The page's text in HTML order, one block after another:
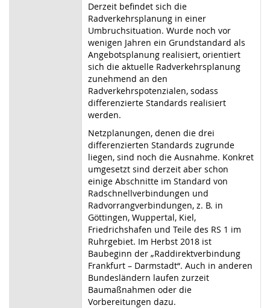
Derzeit befindet sich die
Radverkehrsplanung in einer
Umbruchsituation. Wurde noch vor
wenigen Jahren ein Grundstandard als
Angebotsplanung realisiert, orientiert
sich die aktuelle Radverkehrsplanung
zunehmend an den
Radverkehrspotenzialen, sodass
differenzierte Standards realisiert
werden.
Netzplanungen, denen die drei
differenzierten Standards zugrunde
liegen, sind noch die Ausnahme. Konkret
umgesetzt sind derzeit aber schon
einige Abschnitte im Standard von
Radschnellverbindungen und
Radvorrangverbindungen, z. B. in
Göttingen, Wuppertal, Kiel,
Friedrichshafen und Teile des RS 1 im
Ruhrgebiet. Im Herbst 2018 ist
Baubeginn der „Raddirektverbindung
Frankfurt – Darmstadt“. Auch in anderen
Bundesländern laufen zurzeit
Baumaßnahmen oder die
Vorbereitungen dazu.